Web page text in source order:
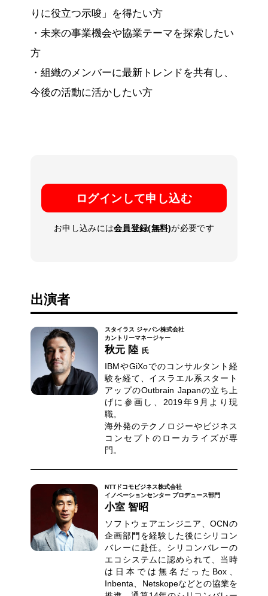
りに役立つ示唆」を得たい方
・未来の事業機会や協業テーマを探索したい
方
・組織のメンバーに最新トレンドを共有し、
今後の活動に活かしたい方
ログインして申し込む
お申し込みには会員登録(無料)が必要です
出演者
スタイラス ジャパン株式会社
カントリーマネージャー
秋元 陸 氏
IBMやGiXoでのコンサルタント経
験を経て、イスラエル系スタート
アップのOutbrain Japanの⽴ち上
げに参画し、2019年9⽉より現
職。
海外発のテクノロジーやビジネス
コンセプトのローカライズが専
⾨。
NTTドコモビジネス株式会社
イノベーションセンター プロデュース部門
小室 智昭
ソフトウェアエンジニア、OCNの
企画部門を経験した後にシリコン
バレーに赴任。シリコンバレーの
エコシステムに認められて、当時
は日本では無名だったBox、
Inbenta、Netskopeなどとの協業を